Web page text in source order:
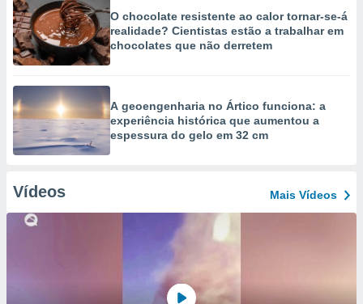
O chocolate resistente ao calor tornar-se-á
realidade? Cientistas estão a trabalhar em
chocolates que não derretem
A geoengenharia no Ártico funciona: a
experiência histórica que aumentou a
espessura do gelo em 32 cm
Vídeos Mais Vídeos